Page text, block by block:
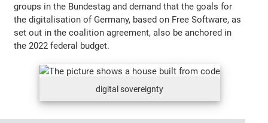
groups in the Bundestag and demand that the goals for
the digitalisation of Germany, based on Free Software, as
set out in the coalition agreement, also be anchored in
the 2022 federal budget.
digital sovereignty